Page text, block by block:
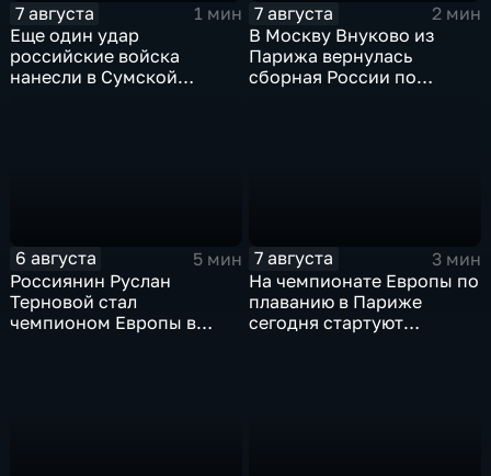
7 августа
1 мин
Еще один удар
российские войска
нанесли в Сумской
7 августа
2 мин
В Москву Внуково из
Парижа вернулась
сборная России по
6 августа
5 мин
Россиянин Руслан
Терновой стал
чемпионом Европы в
7 августа
3 мин
На чемпионате Европы по
плаванию в Париже
сегодня стартуют